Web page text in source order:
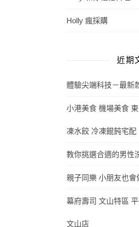
Holly 瘋採購
近期
體驗尖端科技－最新
小港美食 機場美食
凍水餃 冷凍餛飩宅配
教你挑選合適的男性
親子同樂 小朋友也會
幕府壽司 文山特區
文山店